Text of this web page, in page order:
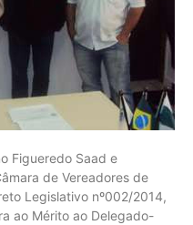
Figueredo Saad e
de Vereadores de
Legislativo nº002/2014,
ao Mérito ao Delegado-